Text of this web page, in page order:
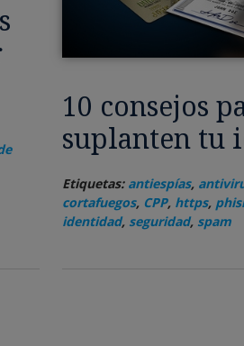
10 consejos
suplanten tu
Etiquetas: antiespías,
cortafuegos, CPP, https,
identidad, seguridad, spam